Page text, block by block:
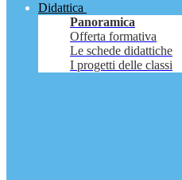
Didattica
Panoramica
Offerta formativa
Le schede didattiche
I progetti delle classi